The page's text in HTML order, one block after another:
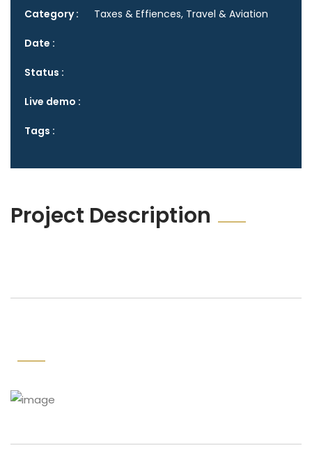
Category : Taxes & Effiences, Travel & Aviation
Date :
Status :
Live demo :
Tags :
Project Description